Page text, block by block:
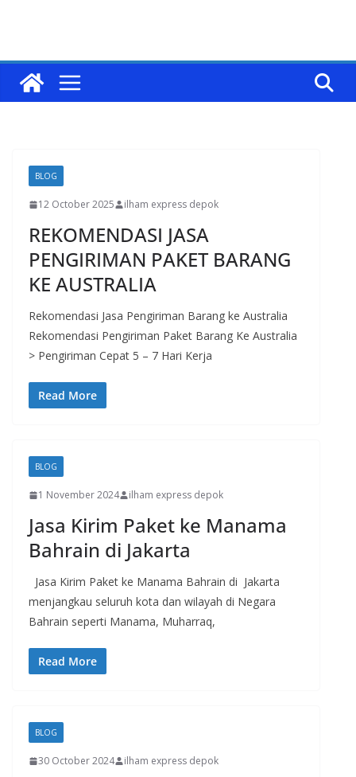
BLOG
12 October 2025 ilham express depok
REKOMENDASI JASA
PENGIRIMAN PAKET BARANG
KE AUSTRALIA
Rekomendasi Jasa Pengiriman Barang ke Australia
Rekomendasi Pengiriman Paket Barang Ke Australia
> Pengiriman Cepat 5 – 7 Hari Kerja
Read More
BLOG
1 November 2024 ilham express depok
Jasa Kirim Paket ke Manama
Bahrain di Jakarta
Jasa Kirim Paket ke Manama Bahrain di Jakarta
menjangkau seluruh kota dan wilayah di Negara
Bahrain seperti Manama, Muharraq,
Read More
BLOG
30 October 2024 ilham express depok